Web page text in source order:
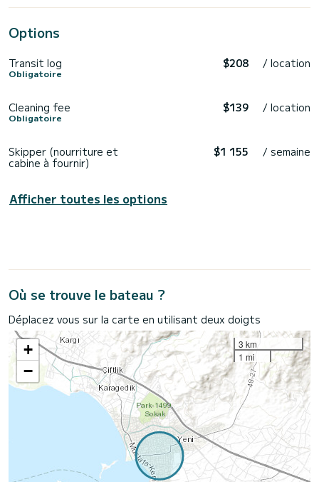
Options
Transit log
Obligatoire
$208 / location
Cleaning fee
Obligatoire
$139 / location
Skipper (nourriture et
cabine à fournir)
$1 155 / semaine
Afficher toutes les options
Où se trouve le bateau ?
Déplacez vous sur la carte en utilisant deux doigts
+
−
3 km
1 mi